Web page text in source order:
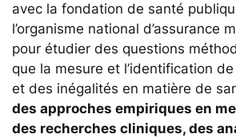
avec la fondation de santé
l’organisme national d’assurance
pour étudier des questions
que la mesure et l’identification
et des inégalités en matière de
des approches empiriques en
des recherches cliniques, des